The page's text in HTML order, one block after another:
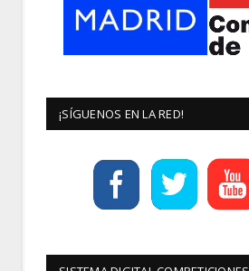
¡SÍGUENOS EN LA RED!